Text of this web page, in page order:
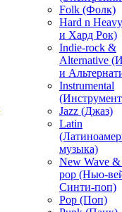
Folk (Фолк)
Hard n
и Хард Рок)
Indie-rock &
Alternative
и
Instrumental
Jazz (Джаз)
Latin
музыка)
New Wave
pop (Нью-
Синти-поп)
Pop (Поп)